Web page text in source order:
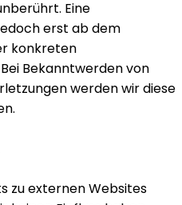
Eine
erst ab dem
konkreten
Bekanntwerden von
werden wir diese
zu externen Websites